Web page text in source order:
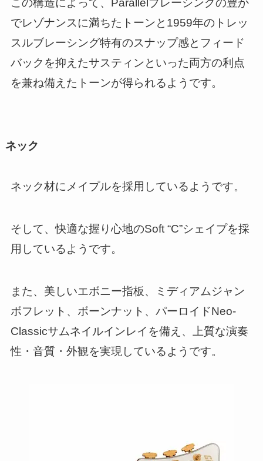
この構造によって、Parallelブレーシングの豊か
でレゾナンスに満ちたトーンと1959年のトレッ
スルブレーシング特有のスナップ感とフィード
バックを抑えたサスティンといった両方の利点
を兼ね備えたトーンが得られるようです。
ネック
ネック材にメイプルを採用しているようです。
そして、快適な握り心地のSoft “C”シェイプを採
用しているようです。
また、美しいエボニー指板、ミディアムジャン
ボフレット、ボーンナット、パーロイドNeo-
Classicサムネイルインレイを備え、上質な演奏
性・音質・外観を実現しているようです。